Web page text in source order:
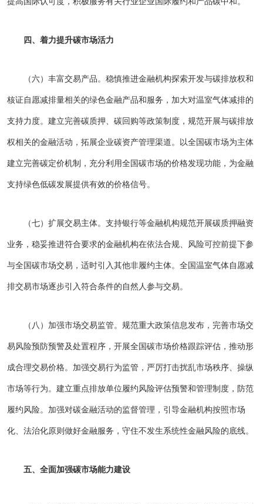
四、着力提升碳市场活力
（六）丰富交易产品。稳慎推进金融机构探索开发与碳排放权和
核证自愿减排量相关的绿色金融产品和服务，加大对温室气体减排的
支持力度。建立完善碳质押、碳回购等政策制度，规范开展与碳排放
权相关的金融活动，拓展企业碳资产管理渠道。以全国碳市场为主体
建立完善碳定价机制，充分利用全国碳市场的价格发现功能，为金融
支持绿色低碳发展提供有效的价格信号。
（七）扩展交易主体。支持银行等金融机构规范开展碳质押融资
业务，稳妥推进符合要求的金融机构在依法合规、风险可控前提下参
与全国碳市场交易，适时引入其他非履约主体。全国温室气体自愿减
排交易市场逐步引入符合条件的自然人参与交易。
（八）加强市场交易监管。规范重大政策信息发布，完善市场交
易风险预防预警及处置程序，开展全国碳市场价格跟踪评估，推动形
成合理交易价格。加强交易行为监管，严厉打击扰乱市场秩序、操纵
市场等行为。建立重点排放单位履约风险评估预警和管理制度，防范
履约风险。加强对碳金融活动的监督管理，引导金融机构按照市场
化、法治化原则做好金融服务，守住不发生系统性金融风险的底线。
五、全面加强碳市场能力建设